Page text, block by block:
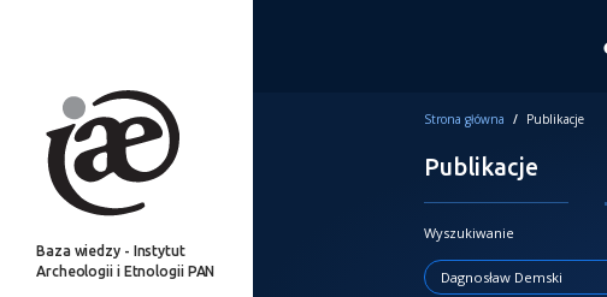
Baza wiedzy - Instytut
Archeologii i Etnologii PAN
Strona główna / Publikacje
Publikacje
Wyszukiwanie